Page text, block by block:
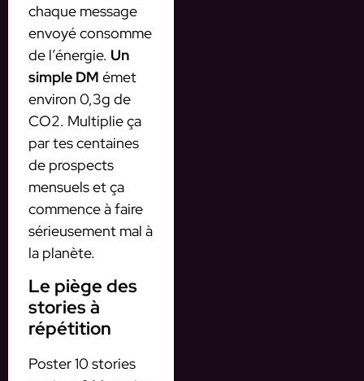
chaque message
envoyé consomme
de l’énergie. Un
simple DM émet
environ 0,3g de
CO2. Multiplie ça
par tes centaines
de prospects
mensuels et ça
commence à faire
sérieusement mal à
la planète.
Le piège des
stories à
répétition
Poster 10 stories